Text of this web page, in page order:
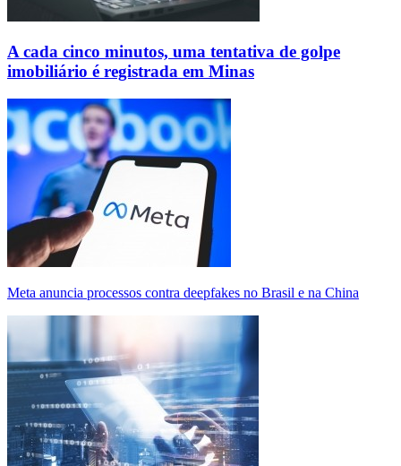
A cada cinco minutos, uma tentativa de golpe
imobiliário é registrada em Minas
Meta anuncia processos contra deepfakes no Brasil e na China